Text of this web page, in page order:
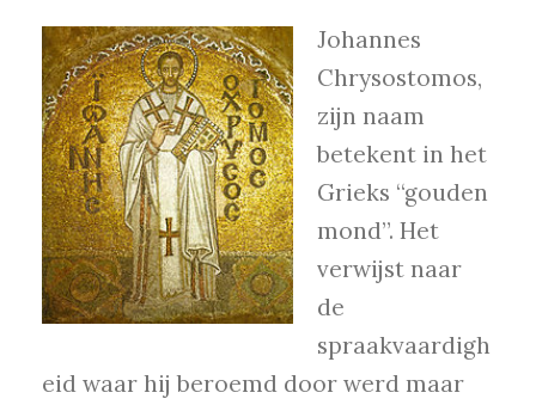
Johannes
Chrysostomos,
zijn naam
betekent in het
Grieks “gouden
mond”. Het
verwijst naar
de
spraakvaardigh
eid waar hij beroemd door werd maar